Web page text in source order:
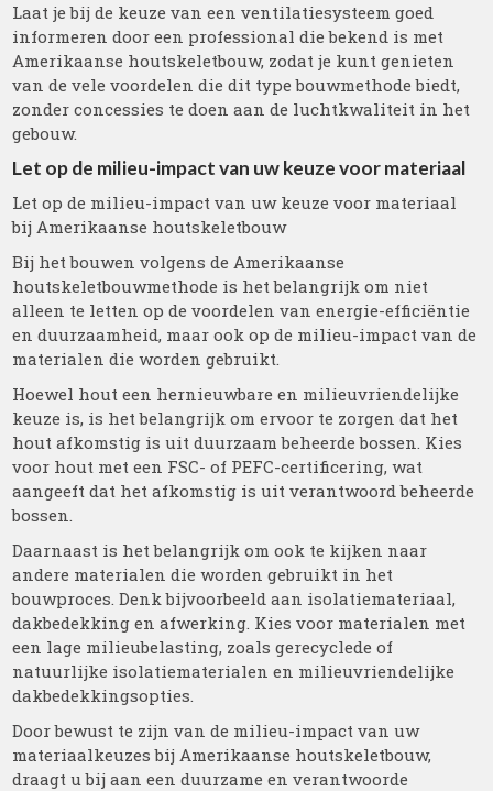
Laat je bij de keuze van een ventilatiesysteem goed
informeren door een professional die bekend is met
Amerikaanse houtskeletbouw, zodat je kunt genieten
van de vele voordelen die dit type bouwmethode biedt,
zonder concessies te doen aan de luchtkwaliteit in het
gebouw.
Let op de milieu-impact van uw keuze voor materiaal
Let op de milieu-impact van uw keuze voor materiaal
bij Amerikaanse houtskeletbouw
Bij het bouwen volgens de Amerikaanse
houtskeletbouwmethode is het belangrijk om niet
alleen te letten op de voordelen van energie-efficiëntie
en duurzaamheid, maar ook op de milieu-impact van de
materialen die worden gebruikt.
Hoewel hout een hernieuwbare en milieuvriendelijke
keuze is, is het belangrijk om ervoor te zorgen dat het
hout afkomstig is uit duurzaam beheerde bossen. Kies
voor hout met een FSC- of PEFC-certificering, wat
aangeeft dat het afkomstig is uit verantwoord beheerde
bossen.
Daarnaast is het belangrijk om ook te kijken naar
andere materialen die worden gebruikt in het
bouwproces. Denk bijvoorbeeld aan isolatiemateriaal,
dakbedekking en afwerking. Kies voor materialen met
een lage milieubelasting, zoals gerecyclede of
natuurlijke isolatiematerialen en milieuvriendelijke
dakbedekkingsopties.
Door bewust te zijn van de milieu-impact van uw
materiaalkeuzes bij Amerikaanse houtskeletbouw,
draagt u bij aan een duurzame en verantwoorde